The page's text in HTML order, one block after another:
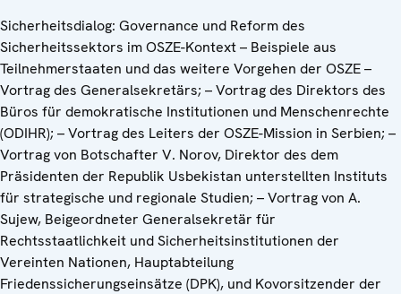
Sicherheitsdialog: Governance und Reform des
Sicherheitssektors im OSZE-Kontext – Beispiele aus
Teilnehmerstaaten und das weitere Vorgehen der OSZE –
Vortrag des Generalsekretärs; – Vortrag des Direktors des
Büros für demokratische Institutionen und Menschenrechte
(ODIHR); – Vortrag des Leiters der OSZE-Mission in Serbien; –
Vortrag von Botschafter V. Norov, Direktor des dem
Präsidenten der Republik Usbekistan unterstellten Instituts
für strategische und regionale Studien; – Vortrag von A.
Sujew, Beigeordneter Generalsekretär für
Rechtsstaatlichkeit und Sicherheitsinstitutionen der
Vereinten Nationen, Hauptabteilung
Friedenssicherungseinsätze (DPK), und Kovorsitzender der